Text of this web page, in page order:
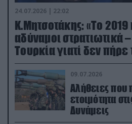
24.07.2026 | 22:02
Κ.Μητσοτάκης: «Το 2019
αδύναμοι στρατιωτικά
Τουρκία γιατί δεν πήρε
(βίντεο)
09.07.2026
Αλήθειες που
ετοιμότητα
Δυνάμεις